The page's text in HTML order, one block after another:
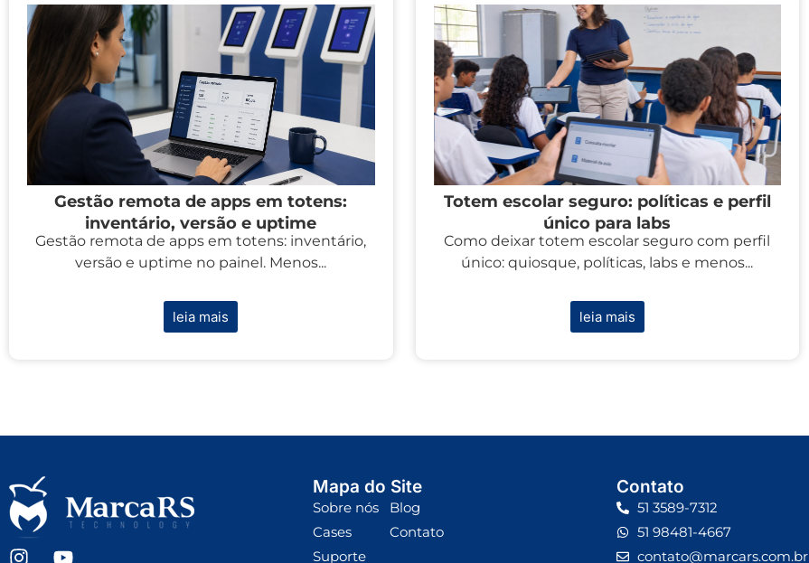
Gestão remota de apps em totens:
inventário, versão e uptime
Gestão remota de apps em totens: inventário,
versão e uptime no painel. Menos...
leia mais
Totem escolar seguro: políticas e perfil
único para labs
Como deixar totem escolar seguro com perfil
único: quiosque, políticas, labs e menos...
leia mais
Mapa do Site
Sobre nós
Cases
Suporte
Blog
Contato
Contato
51 3589-7312
51 98481-4667
contato@marcars.com.br